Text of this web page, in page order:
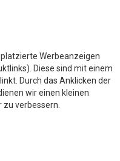
Werbeanzeigen
Diese sind mit einem
Durch das Anklicken der
wir einen kleinen
verbessern.